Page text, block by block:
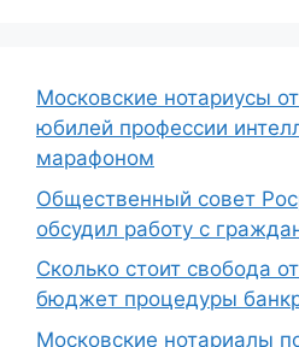
Московские нотариусы
юбилей профессии
марафоном
Общественный совет
обсудил работу с
Сколько стоит свобода
бюджет процедуры
Московские нотариалы